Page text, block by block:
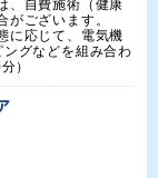
、自費施術（健康
がございます。
に応じて、電気機
グなどを組み合わ
）